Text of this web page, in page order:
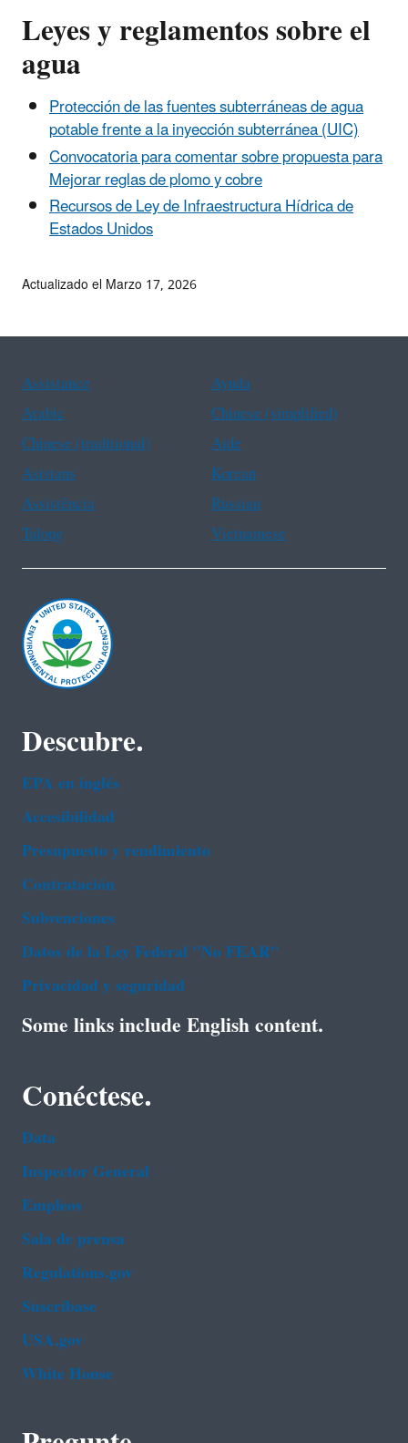
Leyes y reglamentos sobre el
agua
Protección de las fuentes subterráneas de agua
potable frente a la inyección subterránea (UIC)
Convocatoria para comentar sobre propuesta para
Mejorar reglas de plomo y cobre
Recursos de Ley de Infraestructura Hídrica de
Estados Unidos
Actualizado el Marzo 17, 2026
Assistance
Ayuda
Arabic
Chinese (simplified)
Chinese (traditional)
Aide
Asistans
Korean
Assistência
Russian
Tulong
Vietnamese
Descubre.
EPA en ingl‌és
Accesibilidad
Presupuesto y rendimiento
Contratación
Subvenciones
Datos de la Ley Federal "No FEAR"
Privacidad y seguridad
Some links include English content.
Conéctese.
Data
Inspector General
Empleos
Sala de prensa
Regulations.gov
Suscríbase
USA.gov
White House